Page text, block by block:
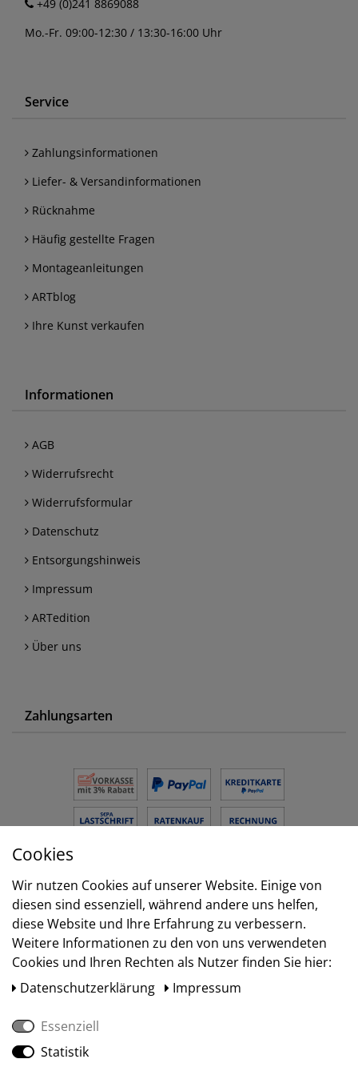
+49 (0)241 8869088
Mo.-Fr. 09:00-12:30 / 13:30-16:00 Uhr
Service
Zahlungsinformationen
Liefer- & Versandinformationen
Rücknahme
Häufig gestellte Fragen
Montageanleitungen
ARTblog
Ihre Kunst verkaufen
Informationen
AGB
Widerrufsrecht
Widerrufsformular
Datenschutz
Entsorgungshinweis
Impressum
ARTedition
Über uns
Zahlungsarten
Versand
Cookies
Wir nutzen Cookies auf unserer Website. Einige von
diesen sind essenziell, während andere uns helfen,
diese Website und Ihre Erfahrung zu verbessern.
Weitere Informationen zu den von uns verwendeten
Cookies und Ihren Rechten als Nutzer finden Sie hier:
Daten­schutz­erklärung
Impressum
Essenziell
Statistik